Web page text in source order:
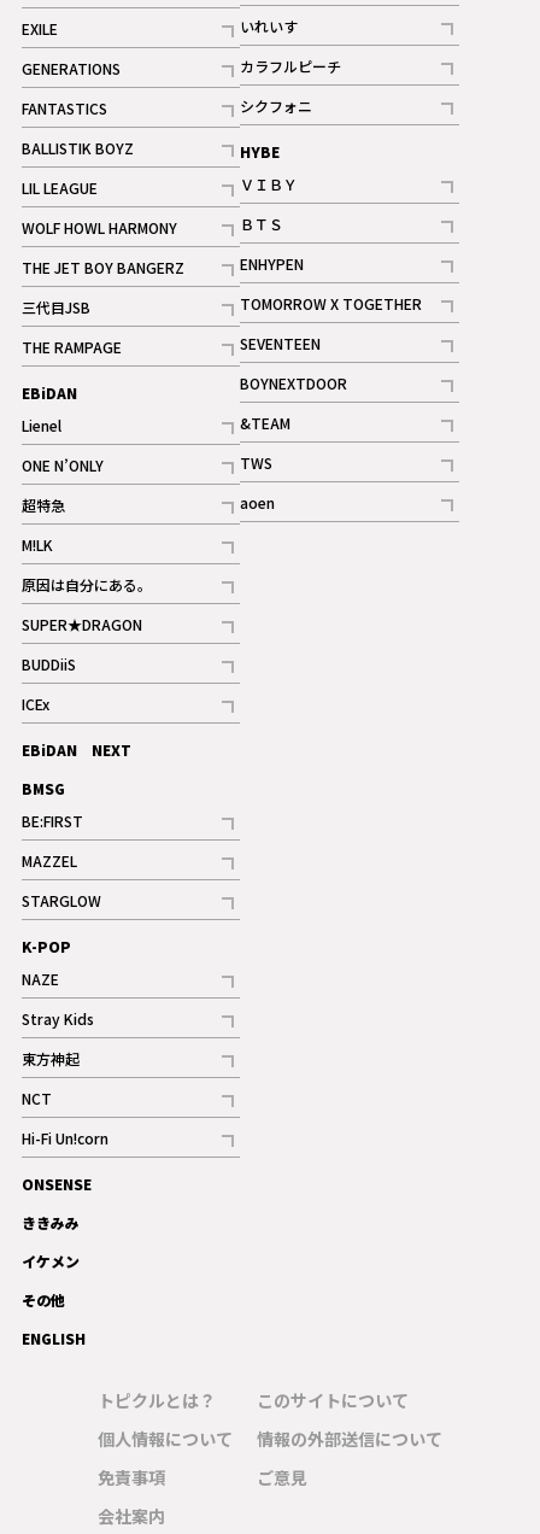
記事
EXILE
記事
GENERATIONS
記事
FANTASTICS
記事
BALLISTIK BOYZ
記事
LIL LEAGUE
記事
WOLF HOWL HARMONY
記事
THE JET BOY BANGERZ
記事
三代目JSB
記事
THE RAMPAGE
記事
ギャラリー
EBiDAN
Lienel
記事
ONE N’ONLY
記事
超特急
記事
M!LK
記事
原因は自分にある。
記事
SUPER★DRAGON
記事
BUDDiiS
記事
ICEx
記事
EBiDAN NEXT
BMSG
BE:FIRST
記事
ギャラリー
MAZZEL
記事
ギャラリー
STARGLOW
記事
記事
ギャラリー
いれいす
記事
ギャラリー
カラフルピーチ
記事
シクフォニ
記事
HYBE
ＶＩＢＹ
記事
ＢＴＳ
記事
ENHYPEN
記事
TOMORROW X TOGETHER
記事
ギャラリー
SEVENTEEN
記事
BOYNEXTDOOR
記事
&TEAM
記事
TWS
記事
aoen
記事
K-POP
NAZE
記事
Stray Kids
記事
東方神起
記事
NCT
記事
Hi-Fi Un!corn
記事
ギャラリー
ONSENSE
ききみみ
イケメン
その他
ENGLISH
トピクルとは？
個人情報について
免責事項
会社案内
このサイトについて
情報の外部送信について
ご意見